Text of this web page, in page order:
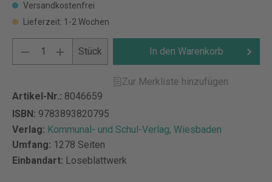
Versandkostenfrei
Lieferzeit: 1-2 Wochen
Stück In den Warenkorb
Zur Merkliste hinzufügen
Artikel-Nr.: 8046659
ISBN: 9783893820795
Verlag: Kommunal- und Schul-Verlag, Wiesbaden
Umfang: 1278 Seiten
Einbandart: Loseblattwerk